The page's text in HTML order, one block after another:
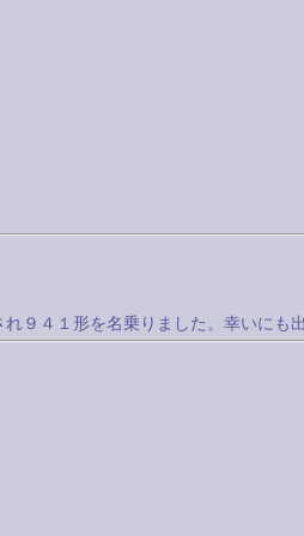
９４１形を名乗りました。幸いにも